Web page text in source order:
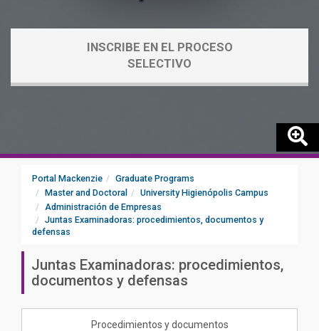
INSCRIBE EN EL PROCESO
SELECTIVO
Portal Mackenzie
Graduate Programs
Master and Doctoral
University Higienópolis Campus
Administración de Empresas
Juntas Examinadoras: procedimientos, documentos y
defensas
Juntas Examinadoras: procedimientos,
documentos y defensas
Procedimientos y documentos